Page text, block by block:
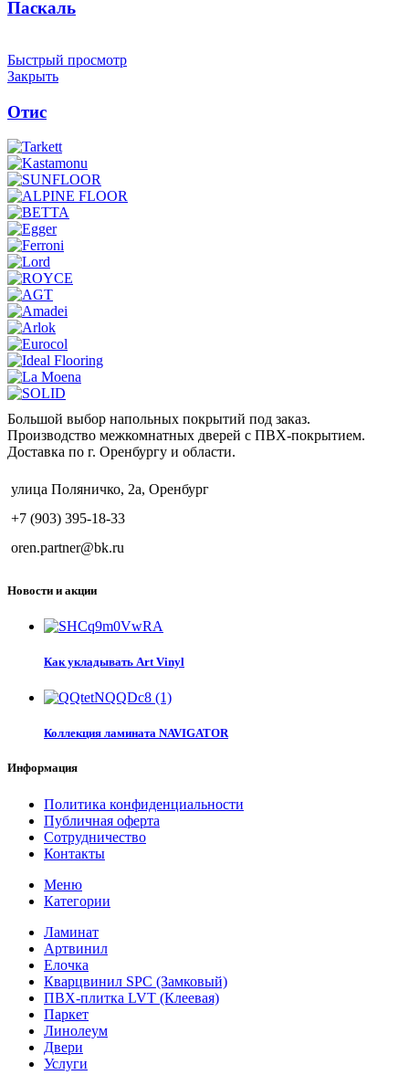
Паскаль
Быстрый просмотр
Закрыть
Отис
Большой выбор напольных покрытий под заказ.
Производство межкомнатных дверей с ПВХ-покрытием.
Доставка по г. Оренбургу и области.
улица Поляничко, 2а, Оренбург
+7 (903) 395-18-33
oren.partner@bk.ru
Новости и акции
Как укладывать Art Vinyl
Коллекция ламината NAVIGATOR
Информация
Политика конфиденциальности
Публичная оферта
Сотрудничество
Контакты
Меню
Категории
Ламинат
Артвинил
Елочка
Кварцвинил SPC (Замковый)
ПВХ-плитка LVT (Клеевая)
Паркет
Линолеум
Двери
Услуги